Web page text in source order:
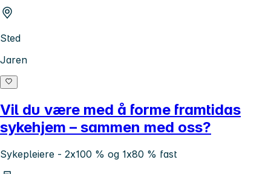
Sted
Jaren
Vil du være med å forme framtidas
sykehjem – sammen med oss?
Sykepleiere - 2x100 % og 1x80 % fast